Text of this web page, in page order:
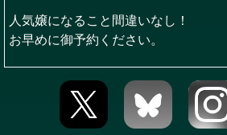
人気嬢になること間違いなし！
お早めに御予約ください。